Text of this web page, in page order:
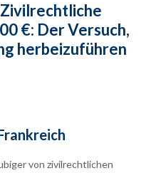
€: Der Versuch,
herbeizuführen
von zivilrechtlichen